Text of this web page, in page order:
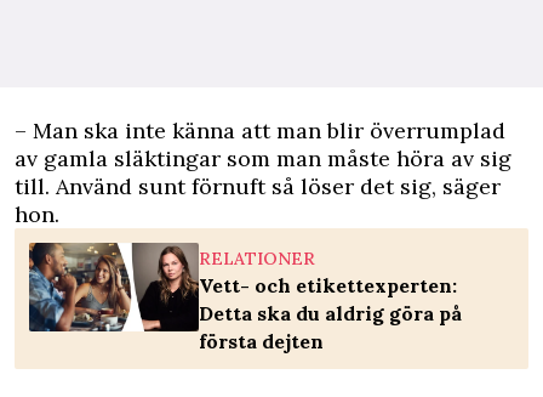
– Man ska inte känna att man blir överrumplad
av gamla släktingar som man måste höra av sig
till. Använd sunt förnuft så löser det sig, säger
hon.
RELATIONER
Vett- och etikettexperten:
Detta ska du aldrig göra på
första dejten